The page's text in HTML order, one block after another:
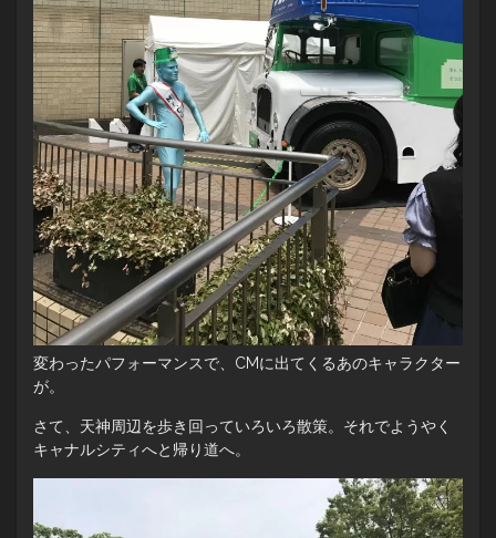
変わったパフォーマンスで、CMに出てくるあのキャラクター
が。
さて、天神周辺を歩き回っていろいろ散策。それでようやく
キャナルシティへと帰り道へ。